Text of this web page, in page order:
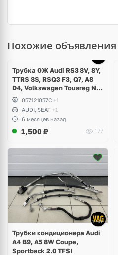
Похожие объявления
Трубка ОЖ Audi RS3 8V, 8Y,
TTRS 8S, RSQ3 F3, Q7, A8
D4, Volkswagen Touareg NF,
Seat Formentor Cupra 2.5
TFSI DAZA, DNWA, CZGB
057121057C +1
AUDI, SEAT +1
6 месяцев назад
1,500 ₽ 177
Трубки кондиционера Audi
A4 B9, A5 8W Coupe,
Sportback 2.0 TFSI